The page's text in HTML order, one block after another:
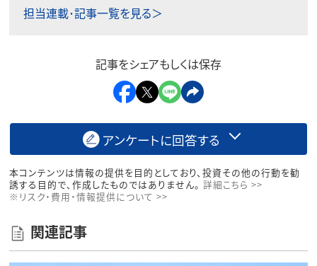
担当連載･記事一覧を見る＞
記事をシェアもしくは保存
アンケートに回答する
本コンテンツは情報の提供を目的としており、投資その他の行動を勧
誘する目的で、作成したものではありません。 詳細こちら >>
※リスク・費用・情報提供について >>
関連記事